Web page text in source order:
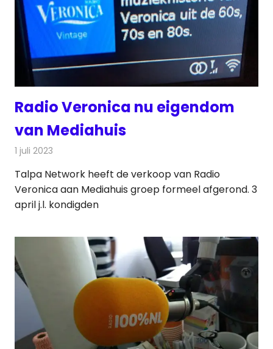
Radio Veronica nu eigendom
van Mediahuis
1 juli 2023
Talpa Network heeft de verkoop van Radio
Veronica aan Mediahuis groep formeel afgerond. 3
april j.l. kondigden